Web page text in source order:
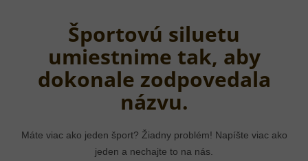
Športovú siluetu
umiestnime tak, aby
dokonale zodpovedala
názvu.
Máte viac ako jeden šport? Žiadny problém! Napíšte viac ako
jeden a nechajte to na nás.